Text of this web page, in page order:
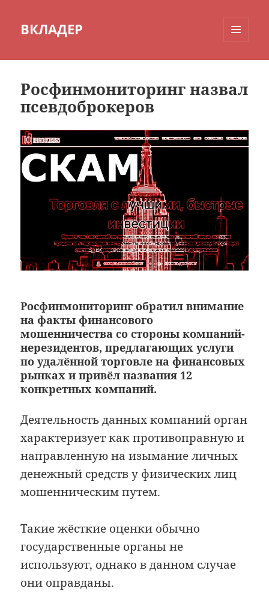
ВКЛАДЕР
Росфинмониторинг назвал
псевдоброкеров
Росфинмониторинг обратил внимание
на факты финансового
мошенничества со стороны компаний-
нерезидентов, предлагающих услуги
по удалённой торговле на финансовых
рынках и привёл названия 12
конкретных компаний.
Деятельность данных компаний орган
характеризует как противоправную и
направленную на изымание личных
денежный средств у физических лиц
мошенническим путем.
Такие жёсткие оценки обычно
государственные органы не
используют, однако в данном случае
они оправданы.